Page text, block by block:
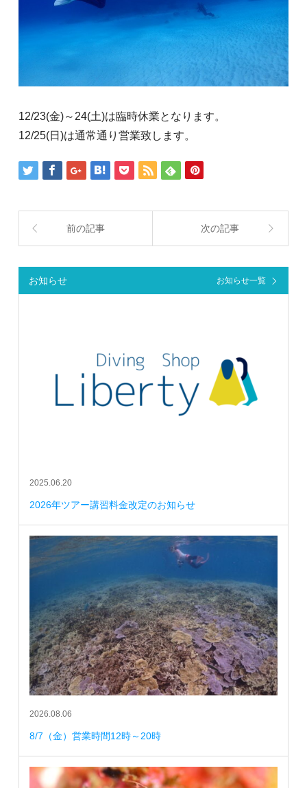
12/23(金)～24(土)は臨時休業となります。
12/25(日)は通常通り営業致します。
前の記事 次の記事
お知らせ お知らせ一覧
2025.06.20
2026年ツアー講習料金改定のお知らせ
2026.08.06
8/7（金）営業時間12時～20時